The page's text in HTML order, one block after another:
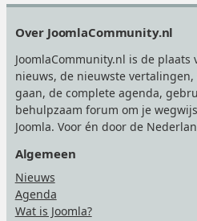
Over JoomlaCommunity.nl
JoomlaCommunity.nl is de plaats
nieuws, de nieuwste
gaan, de complete agenda,
behulpzaam forum om je
Joomla. Voor én door de
Algemeen
Nieuws
Agenda
Wat is Joomla?